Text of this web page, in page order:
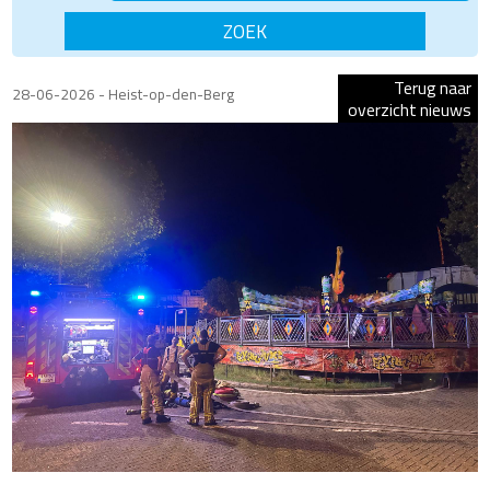
28-06-2026 - Heist-op-den-Berg
Terug naar
overzicht nieuws